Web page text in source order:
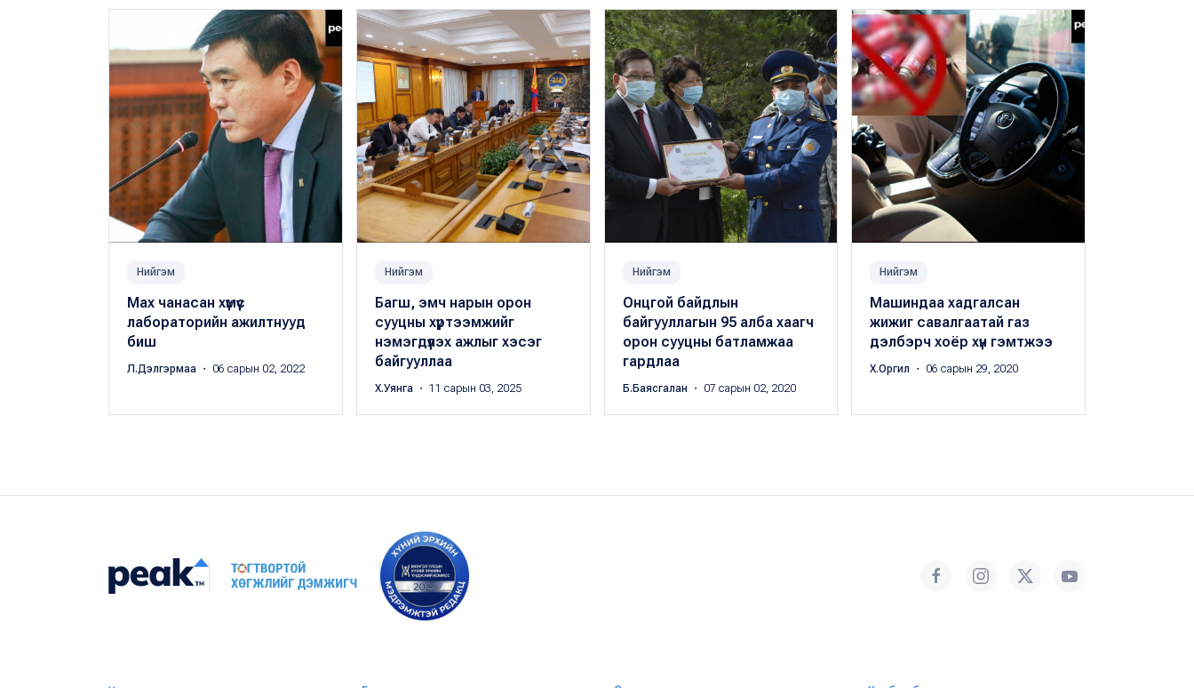
Нийгэм
Мах чанасан хүмүүс
лабораторийн ажилтнууд
биш
Л.Дэлгэрмаа ・ 06 сарын 02, 2022
Нийгэм
Багш, эмч нарын орон
сууцны хүртээмжийг
нэмэгдүүлэх ажлыг хэсэг
байгууллаа
Х.Уянга ・ 11 сарын 03, 2025
Нийгэм
Онцгой байдлын
байгууллагын 95 алба хаагч
орон сууцны батламжаа
гардлаа
Б.Баясгалан ・ 07 сарын 02, 2020
Нийгэм
Машиндаа хадгалсан
жижиг савалгаатай газ
дэлбэрч хоёр хүн гэмтжээ
Х.Оргил ・ 06 сарын 29, 2020